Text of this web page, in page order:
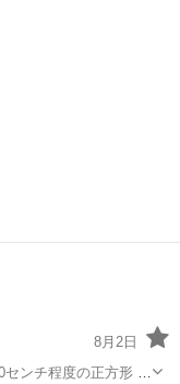
8月2日
ンチ程度の正方形 コ